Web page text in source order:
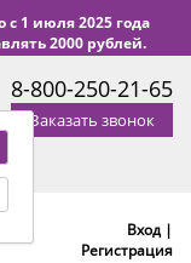
1 июля 2025 года
2000 рублей.
8-800-250-21-65
Заказать звонок
Вход |
Регистрация